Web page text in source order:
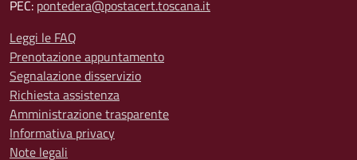
PEC: pontedera@postacert.toscana.it
Leggi le FAQ
Prenotazione appuntamento
Segnalazione disservizio
Richiesta assistenza
Amministrazione trasparente
Informativa privacy
Note legali